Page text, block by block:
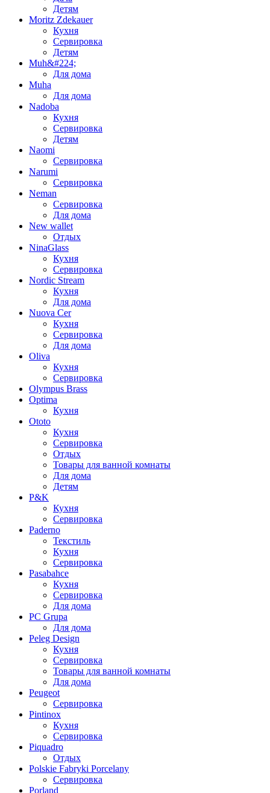
Детям
Moritz Zdekauer
Кухня
Сервировка
Детям
Muh&#224;
Для дома
Muha
Для дома
Nadoba
Кухня
Сервировка
Детям
Naomi
Сервировка
Narumi
Сервировка
Neman
Сервировка
Для дома
New wallet
Отдых
NinaGlass
Кухня
Сервировка
Nordic Stream
Кухня
Для дома
Nuova Cer
Кухня
Сервировка
Для дома
Oliva
Кухня
Сервировка
Olympus Brass
Optima
Кухня
Ototo
Кухня
Сервировка
Отдых
Товары для ванной комнаты
Для дома
Детям
P&K
Кухня
Сервировка
Paderno
Текстиль
Кухня
Сервировка
Pasabahce
Кухня
Сервировка
Для дома
PC Grupa
Для дома
Peleg Design
Кухня
Сервировка
Товары для ванной комнаты
Для дома
Peugeot
Сервировка
Pintinox
Кухня
Сервировка
Piquadro
Отдых
Polskie Fabryki Porcelany
Сервировка
Porland